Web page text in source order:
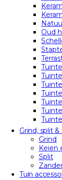
Oud
Grind, split &
Grind
Keien
Split
Tuin